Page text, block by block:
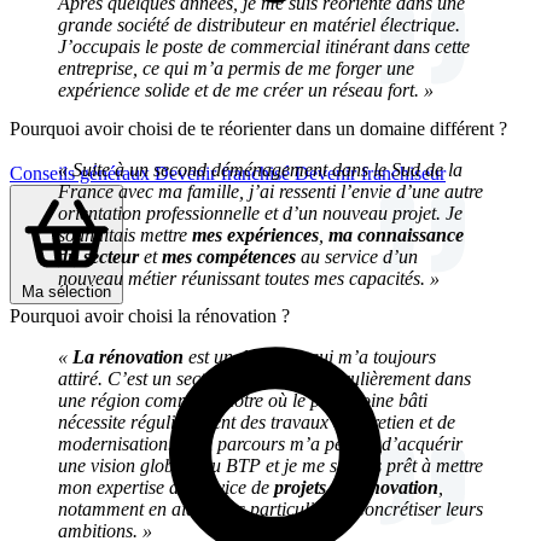
Conseils générauxDevenir franchiséDevenir franchiseur
Ma sélection
grande société de distributeur en matériel électrique.
J’occupais le poste de commercial itinérant dans cette
entreprise, ce qui m’a permis de me forger une
expérience solide et de me créer un réseau fort. »
Pourquoi avoir choisi de te réorienter dans un domaine différent ?
« Suite à un second déménagement dans le Sud de la
France avec ma famille, j’ai ressenti l’envie d’une autre
orientation professionnelle et d’un nouveau projet. Je
souhaitais mettre mes expériences ma connaissance
du secteuretmes compétences au service d’un
nouveau métier réunissant toutes mes capacités. »
Pourquoi avoir choisi la rénovation ?
« La rénovation est un domaine qui m’a toujours
attiré. C’est un secteur en essor, particulièrement dans
une région comme la nôtre où le patrimoine bâti
nécessite régulièrement des travaux d’entretien et de
modernisation. Mon parcours m’a permis d’acquérir
une vision globale du BTP et je me sentais prêt à mettre
mon expertise au service de projets de rénovation
notamment en aidant les particuliers à concrétiser leurs
ambitions. »